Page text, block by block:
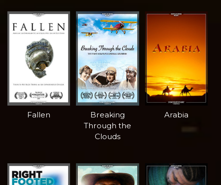
Fallen
Breaking
Through the
Clouds
Arabia